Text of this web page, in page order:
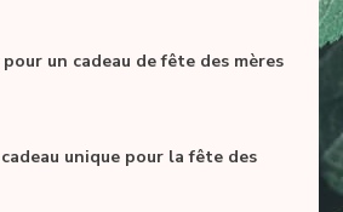
un cadeau de fête des mères
unique pour la fête des